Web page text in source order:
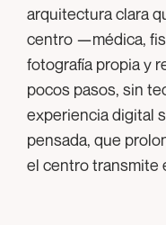
arquitectura clara
centro —médica,
fotografía propia y
pocos pasos, sin
experiencia digital
pensada, que
el centro transmite